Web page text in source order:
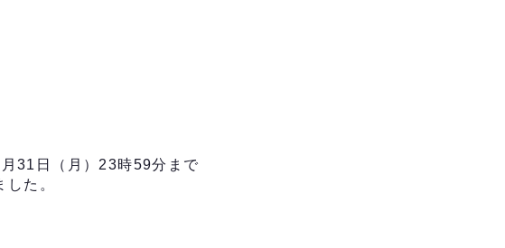
31日（月）23時59分まで
た。